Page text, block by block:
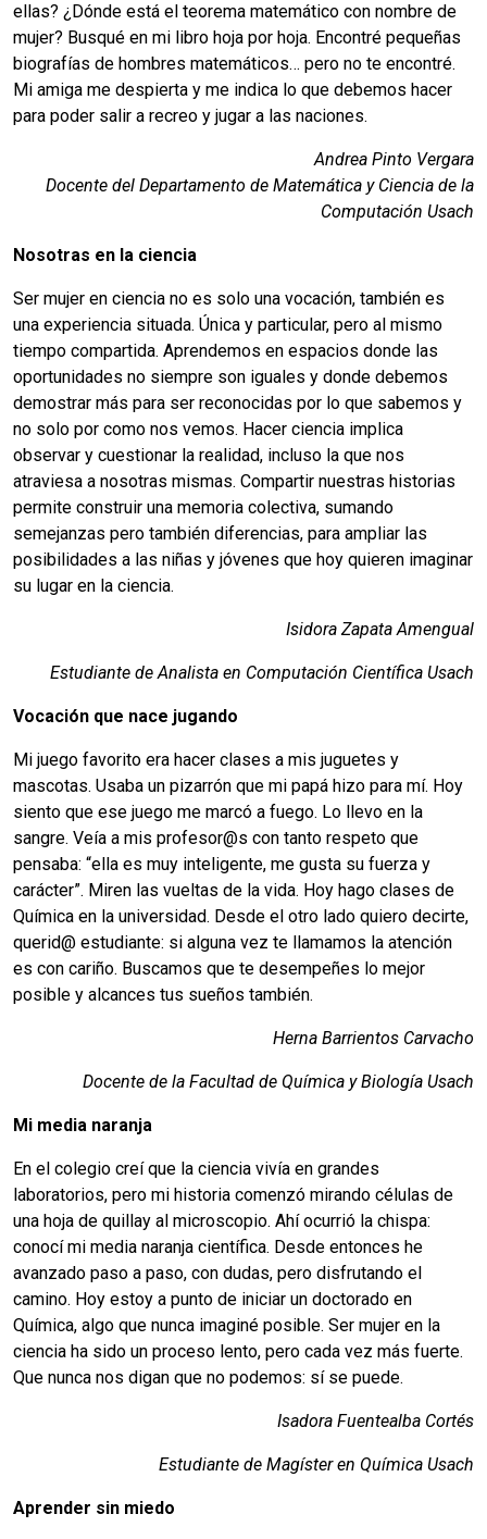
ellas? ¿Dónde está el teorema matemático con nombre de
mujer? Busqué en mi libro hoja por hoja. Encontré pequeñas
biografías de hombres matemáticos… pero no te encontré.
Mi amiga me despierta y me indica lo que debemos hacer
para poder salir a recreo y jugar a las naciones.
Andrea Pinto Vergara
Docente del Departamento de Matemática y Ciencia de la
Computación Usach
Nosotras en la ciencia
Ser mujer en ciencia no es solo una vocación, también es
una experiencia situada. Única y particular, pero al mismo
tiempo compartida. Aprendemos en espacios donde las
oportunidades no siempre son iguales y donde debemos
demostrar más para ser reconocidas por lo que sabemos y
no solo por como nos vemos. Hacer ciencia implica
observar y cuestionar la realidad, incluso la que nos
atraviesa a nosotras mismas. Compartir nuestras historias
permite construir una memoria colectiva, sumando
semejanzas pero también diferencias, para ampliar las
posibilidades a las niñas y jóvenes que hoy quieren imaginar
su lugar en la ciencia.
Isidora Zapata Amengual
Estudiante de Analista en Computación Científica Usach
Vocación que nace jugando
Mi juego favorito era hacer clases a mis juguetes y
mascotas. Usaba un pizarrón que mi papá hizo para mí. Hoy
siento que ese juego me marcó a fuego. Lo llevo en la
sangre. Veía a mis profesor@s con tanto respeto que
pensaba: “ella es muy inteligente, me gusta su fuerza y
carácter”. Miren las vueltas de la vida. Hoy hago clases de
Química en la universidad. Desde el otro lado quiero decirte,
querid@ estudiante: si alguna vez te llamamos la atención
es con cariño. Buscamos que te desempeñes lo mejor
posible y alcances tus sueños también.
Herna Barrientos Carvacho
Docente de la Facultad de Química y Biología Usach
Mi media naranja
En el colegio creí que la ciencia vivía en grandes
laboratorios, pero mi historia comenzó mirando células de
una hoja de quillay al microscopio. Ahí ocurrió la chispa:
conocí mi media naranja científica. Desde entonces he
avanzado paso a paso, con dudas, pero disfrutando el
camino. Hoy estoy a punto de iniciar un doctorado en
Química, algo que nunca imaginé posible. Ser mujer en la
ciencia ha sido un proceso lento, pero cada vez más fuerte.
Que nunca nos digan que no podemos: sí se puede.
Isadora Fuentealba Cortés
Estudiante de Magíster en Química Usach
Aprender sin miedo